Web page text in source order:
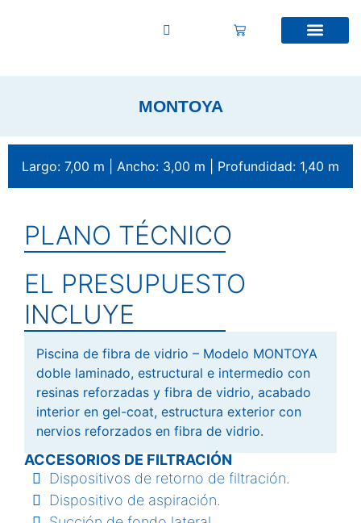
MONTOYA
Largo: 7,00 m | Ancho: 3,00 m | Profundidad: 1,40 m
PLANO TÉCNICO
EL PRESUPUESTO
INCLUYE
Piscina de fibra de vidrio – Modelo MONTOYA
doble laminado, estructural e intermedio con
resinas reforzadas y fibra de vidrio, acabado
interior en gel-coat, estructura exterior con
nervios reforzados en fibra de vidrio.
ACCESORIOS DE FILTRACIÓN
Dispositivos de retorno de filtración.
Dispositivo de aspiración.